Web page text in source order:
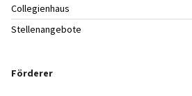
Collegienhaus
Stellenangebote
Förderer